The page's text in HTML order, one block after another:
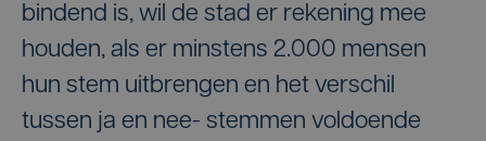
bindend is, wil de stad er rekening mee
houden, als er minstens 2.000 mensen
hun stem uitbrengen en het verschil
tussen ja en nee- stemmen voldoende